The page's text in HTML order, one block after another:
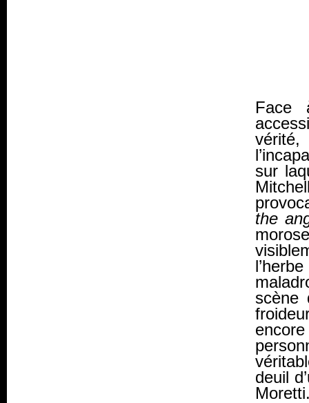
Face
sur
the
scène
deuil